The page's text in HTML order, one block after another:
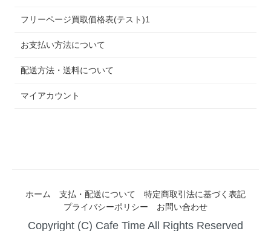
フリーページ買取価格表(テスト)1
お支払い方法について
配送方法・送料について
マイアカウント
ホーム 支払・配送について
特定商取引法に基づく表記
プライバシーポリシー
お問い合わせ
Copyright (C) Cafe Time All Rights Reserved